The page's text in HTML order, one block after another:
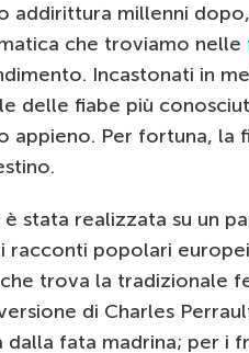
addirittura millenni
che troviamo nelle
Incastonati in
delle fiabe più
appieno. Per fortuna, la
stata realizzata su un
racconti popolari
trova la tradizionale
di Charles
fata madrina; per i